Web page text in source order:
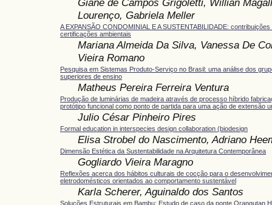
Lourenço, Gabriela Meller
A EXPANSÃO CONDOMINIAL E A SUSTENTABILIDADE:
certificações ambientais
Mariana Almeida Da Silva, Vanessa De
Vieira Romano
Pesquisa em Sistemas Produto-Serviço no Brasil: uma análise dos
superiores de ensino
Matheus Pereira Ferreira Ventura
Produção de luminárias de madeira através de processo híbrido
protótipo funcional como ponto de partida para uma ação de extensão
Julio César Pinheiro Pires
Formal education in interspecies design collaboration (biodesign
Elisa Strobel do Nascimento, Adriano
Dimensão Estética da Sustentabilidade na Arquitetura Contemporânea
Gogliardo Vieira Maragno
Reflexões acerca dos hábitos culturais de cocção para o
eletrodomésticos orientados ao comportamento sustentável
Karla Scherer, Aguinaldo dos Santos
Soluções Estruturais em Bambu: Estudo de caso da ponte Orangutan